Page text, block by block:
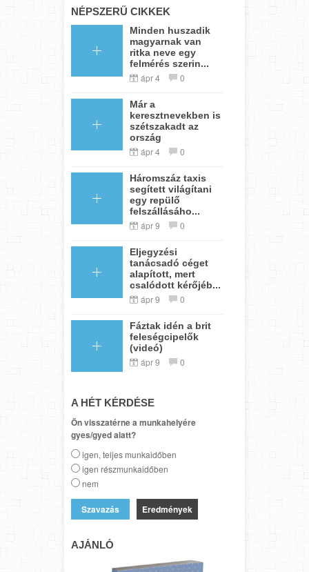
NÉPSZERŰ CIKKEK
Minden huszadik
magyarnak van
ritka neve egy
felmérés szerin...
ápr 4 0
Már a
keresztnevekben is
szétszakadt az
ország
ápr 4 0
Háromszáz taxis
segített világítani
egy repülő
felszállásáho...
ápr 9 0
Eljegyzési
tanácsadó céget
alapított, mert
csalódott kérőjéb...
ápr 9 0
Fáztak idén a brit
feleségcipelők
(videó)
ápr 9 0
A HÉT KÉRDÉSE
Ön visszatérne a munkahelyére
gyes/gyed alatt?
igen, teljes munkaidőben
igen részmunkaidőben
nem
Eredmények
AJÁNLÓ